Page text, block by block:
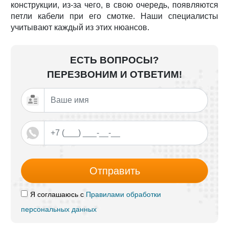
конструкции, из-за чего, в свою очередь, появляются
петли кабели при его смотке. Наши специалисты
учитывают каждый из этих нюансов.
ЕСТЬ ВОПРОСЫ?
ПЕРЕЗВОНИМ И ОТВЕТИМ!
Отправить
Я соглашаюсь с Правилами обработки
персональных данных